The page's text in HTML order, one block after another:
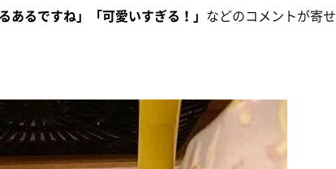
るですね」「可愛いすぎる！」 などのコメントが寄せ